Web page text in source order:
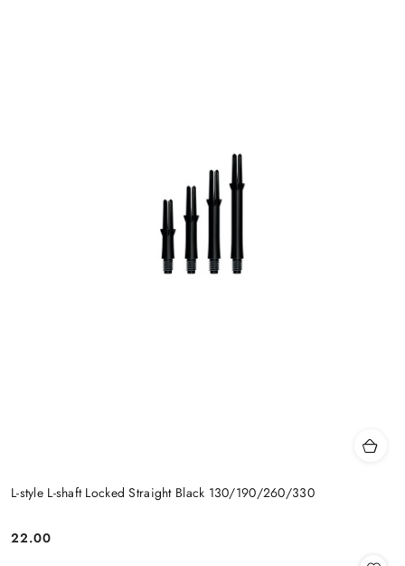
L-style L-shaft Locked Straight Black 130/190/260/330
Cena:
22.00